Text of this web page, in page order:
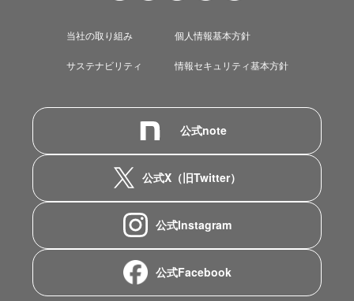
公式note
公式X（旧Twitter）
公式Instagram
公式Facebook
当社の取り組み
サステナビリティ
個人情報基本方針
情報セキュリティ基本方針